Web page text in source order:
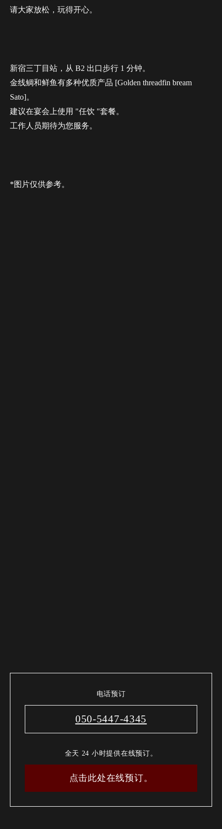
请大家放松，玩得开心。
新宿三丁目站，从 B2 出口步行 1 分钟。
金线鲷和鲜鱼有多种优质产品 [Golden threadfin bream
Sato]。
建议在宴会上使用 "任饮 "套餐。
工作人员期待为您服务。
*图片仅供参考。
电话预订
050-5447-4345
全天 24 小时提供在线预订。
点击此处在线预订。